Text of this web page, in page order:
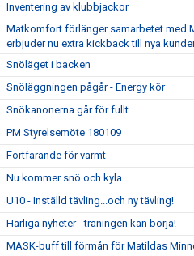
Inventering av klubbjackor
Matkomfort förlänger samarbetet med
erbjuder nu extra kickback till nya
Snöläget i backen
Snöläggningen pågår - Energy kör
Snökanonerna går för fullt
PM Styrelsemöte 180109
Fortfarande för varmt
Nu kommer snö och kyla
U10 - Inställd tävling...och ny tävling!
Härliga nyheter - träningen kan börja!
MASK-buff till förmån för Matildas